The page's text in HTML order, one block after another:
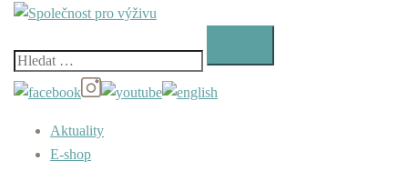
Vyhledávání
Aktuality
E-shop